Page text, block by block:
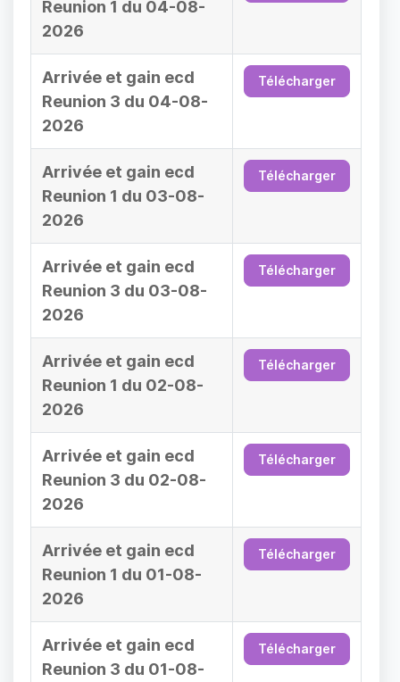
Reunion 1 du 04-08-
2026
Arrivée et gain ecd
Reunion 3 du 04-08-
2026
Télécharger
Arrivée et gain ecd
Reunion 1 du 03-08-
2026
Télécharger
Arrivée et gain ecd
Reunion 3 du 03-08-
2026
Télécharger
Arrivée et gain ecd
Reunion 1 du 02-08-
2026
Télécharger
Arrivée et gain ecd
Reunion 3 du 02-08-
2026
Télécharger
Arrivée et gain ecd
Reunion 1 du 01-08-
2026
Télécharger
Arrivée et gain ecd
Reunion 3 du 01-08-
Télécharger